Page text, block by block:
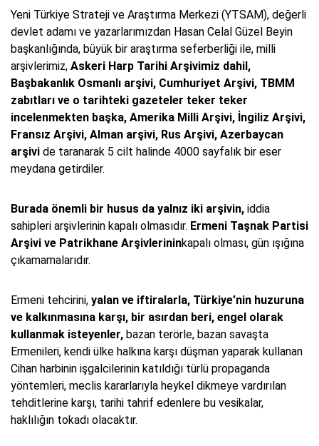
Yeni Türkiye Strateji ve Araştırma Merkezi (YTSAM), değerli
devlet adamı ve yazarlarımızdan Hasan Celal Güzel Beyin
başkanlığında, büyük bir araştırma seferberliği ile, milli
arşivlerimiz, Askeri Harp Tarihi Arşivimiz dahil,
Başbakanlık Osmanlı arşivi, Cumhuriyet Arşivi, TBMM
zabıtları ve o tarihteki gazeteler teker teker
incelenmekten başka, Amerika Milli Arşivi, İngiliz Arşivi,
Fransız Arşivi, Alman arşivi, Rus Arşivi, Azerbaycan
arşivi de taranarak 5 cilt halinde 4000 sayfalık bir eser
meydana getirdiler.
Burada önemli bir husus da yalnız iki arşivin, iddia
sahipleri arşivlerinin kapalı olmasıdır. Ermeni Taşnak Partisi
Arşivi ve Patrikhane Arşivlerininkapalı olması, gün ışığına
çıkamamalarıdır.
Ermeni tehcirini, yalan ve iftiralarla, Türkiye’nin huzuruna
ve kalkınmasına karşı, bir asırdan beri, engel olarak
kullanmak isteyenler, bazan terörle, bazan savaşta
Ermenileri, kendi ülke halkına karşı düşman yaparak kullanan
Cihan harbinin işgalcilerinin katıldığı türlü propaganda
yöntemleri, meclis kararlarıyla heykel dikmeye vardırılan
tehditlerine karşı, tarihi tahrif edenlere bu vesikalar,
haklılığın tokadı olacaktır.